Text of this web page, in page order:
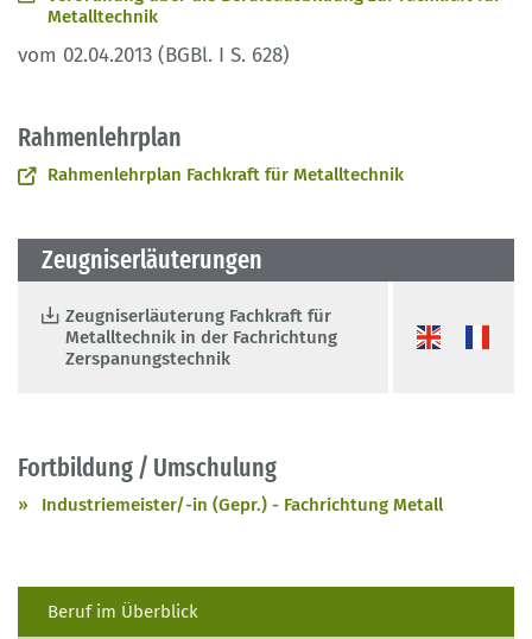
Metalltechnik
vom 02.04.2013 (BGBl. I S. 628)
Rahmenlehrplan
Rahmenlehrplan Fachkraft für Metalltechnik
Zeugniserläuterungen
Zeugniserläuterung Fachkraft für
Metalltechnik in der Fachrichtung
Zerspanungstechnik
Fortbildung / Umschulung
Industriemeister/-in (Gepr.) - Fachrichtung Metall
Beruf im Überblick